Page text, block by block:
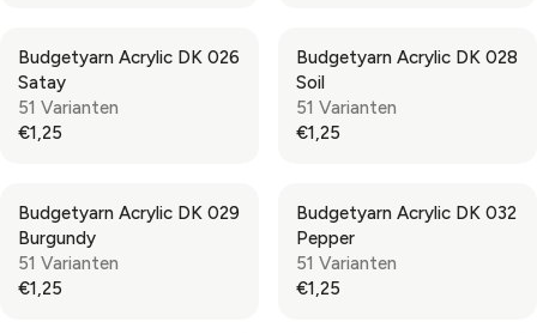
2
5
2
5
I
C
E
€
2
5
I
C
E
€
2
5
U
L
A
R
I
C
E
€
U
L
A
R
I
C
E
€
Budgetyarn Acrylic DK 026
Satay
51 Varianten
R
U
L
A
R
€1,25
Budgetyarn Acrylic DK 028
Soil
51 Varianten
R
U
L
A
R
€1,25
Budgetyarn Acrylic DK 029
Burgundy
51 Varianten
R
€1,25
Budgetyarn Acrylic DK 032
Pepper
51 Varianten
R
€1,25